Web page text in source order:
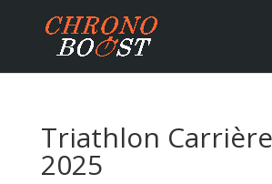
Triathlon Carrière
2025